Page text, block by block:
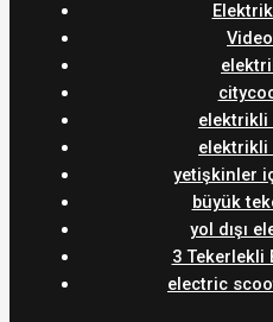
elektrikli
elektrikli
yetişkinler
büyük
yol dışı
3 Tekerlekli
electric